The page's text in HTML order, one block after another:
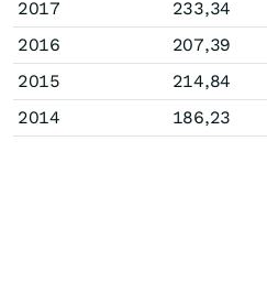
2017
233,34
2016
207,39
2015
214,84
2014
186,23